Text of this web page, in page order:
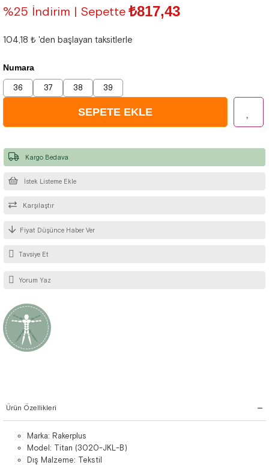
%25 İndirim | Sepette ₺817,43
104,18 ₺ 'den başlayan taksitlerle
Numara
36 37 38 39
İstek Listeme Ekle
Karşılaştır
Fiyat Düşünce Haber Ver
Kargo Bedava
Tavsiye Et
Yorum Yaz
Ürün Özellikleri
Marka: Rakerplus
Model: Titan (3020-JKL-B)
Dış Malzeme: Tekstil